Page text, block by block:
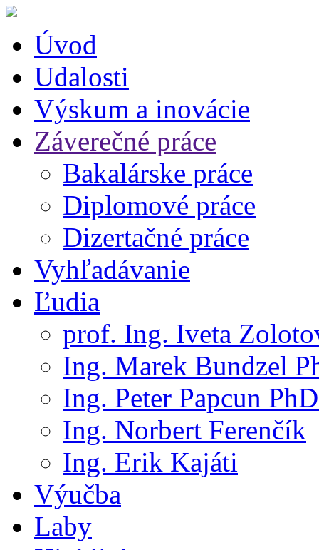
Úvod
Udalosti
Výskum a inovácie
Záverečné práce
Bakalárske práce
Diplomové práce
Dizertačné práce
Vyhľadávanie
Ľudia
prof. Ing. Iveta
Ing. Marek Bundzel
Ing. Peter Papcun
Ing. Norbert Ferenčík
Ing. Erik Kajáti
Výučba
Laby